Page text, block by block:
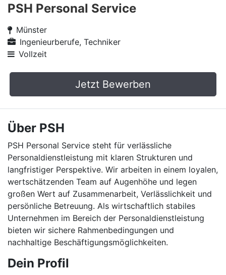
PSH Personal Service
Münster
Ingenieurberufe, Techniker
Vollzeit
Jetzt Bewerben
Über PSH
PSH Personal Service steht für verlässliche
Personaldienstleistung mit klaren Strukturen und
langfristiger Perspektive. Wir arbeiten in einem loyalen,
wertschätzenden Team auf Augenhöhe und legen
großen Wert auf Zusammenarbeit, Verlässlichkeit und
persönliche Betreuung. Als wirtschaftlich stabiles
Unternehmen im Bereich der Personaldienstleistung
bieten wir sichere Rahmenbedingungen und
nachhaltige Beschäftigungsmöglichkeiten.
Dein Profil